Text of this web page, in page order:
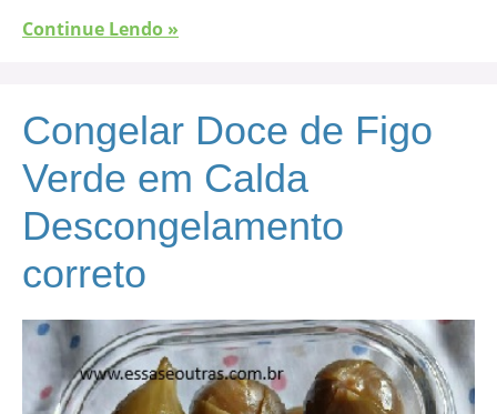
Continue Lendo »
Congelar Doce de Figo
Verde em Calda
Descongelamento
correto